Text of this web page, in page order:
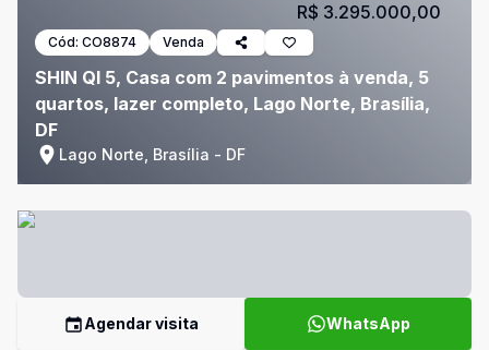
Cód: CO8874 Venda
SHIN QI 5, Casa com 2 pavimentos à venda, 5
quartos, lazer completo, Lago Norte, Brasília,
DF
Lago Norte, Brasília - DF
R$ 3.295.000,00
Agendar visita WhatsApp